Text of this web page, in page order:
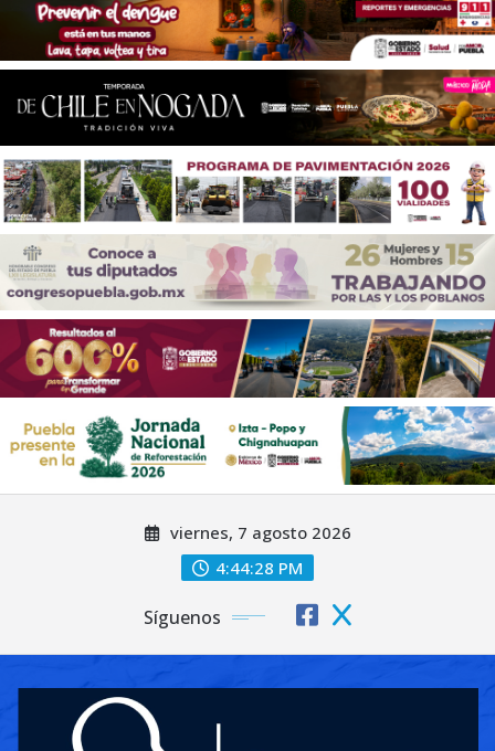
viernes, 7 agosto 2026
4:44:30 PM
Síguenos